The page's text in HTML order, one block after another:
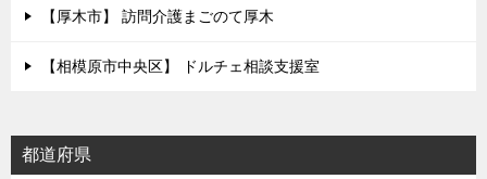
【厚木市】 訪問介護まごのて厚木
【相模原市中央区】 ドルチェ相談支援室
都道府県